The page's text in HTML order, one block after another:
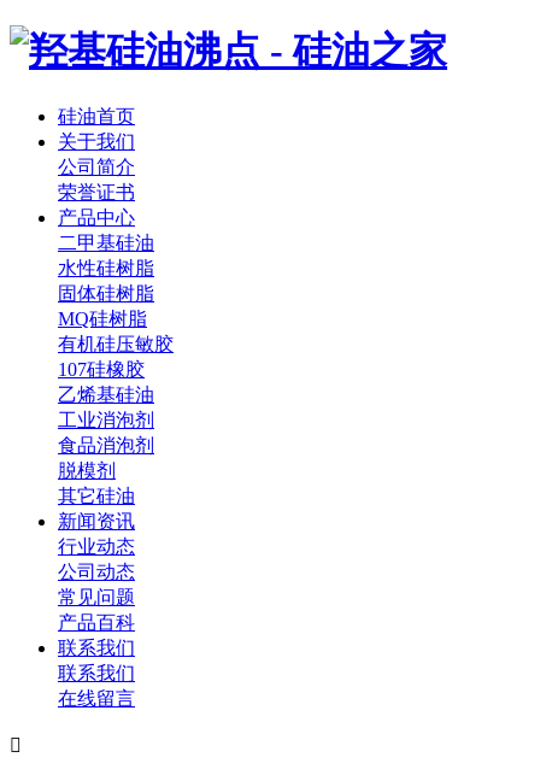
硅油首页
关于我们
公司简介
荣誉证书
产品中心
二甲基硅油
水性硅树脂
固体硅树脂
MQ硅树脂
有机硅压敏胶
107硅橡胶
乙烯基硅油
工业消泡剂
食品消泡剂
脱模剂
其它硅油
新闻资讯
行业动态
公司动态
常见问题
产品百科
联系我们
联系我们
在线留言
